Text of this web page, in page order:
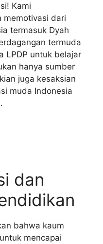
Kami
memotivasi dari
termasuk Dyah
termuda
LPDP untuk belajar
hanya sumber
juga kesaksian
muda Indonesia
dan
bahwa kaum
mencapai